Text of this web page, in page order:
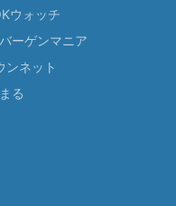
ウォッチ
ーゲンマニア
ンネット
る